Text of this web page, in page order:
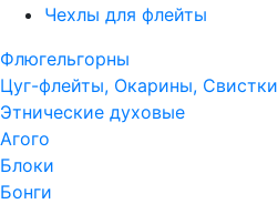
Чехлы для флейты
Флюгельгорны
Цуг-флейты, Окарины, Свистки
Этнические духовые
Агого
Блоки
Бонги